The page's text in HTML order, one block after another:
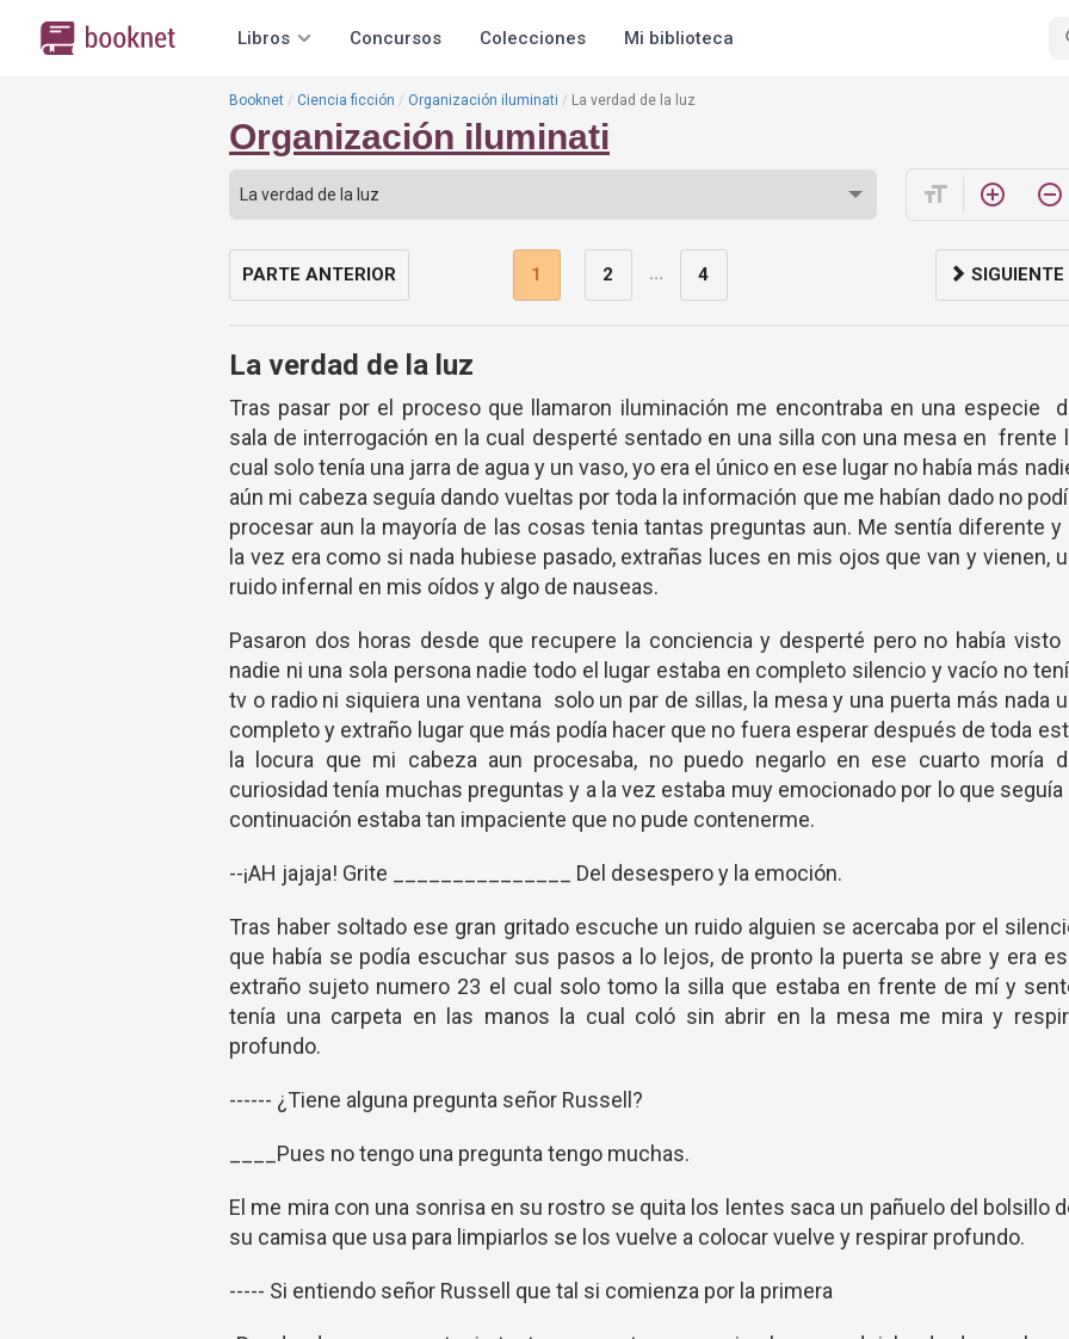
Libros Concursos Colecciones Mi biblioteca
Booknet Ciencia ficción Organización iluminati La verdad de la luz
Organización iluminati
format_size add_circle_outline remove_circle_outline
PARTE ANTERIOR 1 2 ... 4 SIGUIENTE
La verdad de la luz
Tras pasar por el proceso que llamaron iluminación me encontraba en una especie
sala de interrogación en la cual desperté sentado en una silla con una mesa en frente
cual solo tenía una jarra de agua y un vaso, yo era el único en ese lugar no había más
aún mi cabeza seguía dando vueltas por toda la información que me habían dado no
procesar aun la mayoría de las cosas tenia tantas preguntas aun. Me sentía diferente y
la vez era como si nada hubiese pasado, extrañas luces en mis ojos que van y vienen,
ruido infernal en mis oídos y algo de nauseas.
Pasaron dos horas desde que recupere la conciencia y desperté pero no había visto
nadie ni una sola persona nadie todo el lugar estaba en completo silencio y vacío no
tv o radio ni siquiera una ventana solo un par de sillas, la mesa y una puerta más nada
completo y extraño lugar que más podía hacer que no fuera esperar después de toda
la locura que mi cabeza aun procesaba, no puedo negarlo en ese cuarto moría
curiosidad tenía muchas preguntas y a la vez estaba muy emocionado por lo que seguía
continuación estaba tan impaciente que no pude contenerme.
--¡AH jajaja! Grite _______________ Del desespero y la emoción.
Tras haber soltado ese gran gritado escuche un ruido alguien se acercaba por el
que había se podía escuchar sus pasos a lo lejos, de pronto la puerta se abre y era
extraño sujeto numero 23 el cual solo tomo la silla que estaba en frente de mí y
tenía una carpeta en las manos la cual coló sin abrir en la mesa me mira y
profundo.
------ ¿Tiene alguna pregunta señor Russell?
____Pues no tengo una pregunta tengo muchas.
El me mira con una sonrisa en su rostro se quita los lentes saca un pañuelo del bolsillo
su camisa que usa para limpiarlos se los vuelve a colocar vuelve y respirar profundo.
----- Si entiendo señor Russell que tal si comienza por la primera